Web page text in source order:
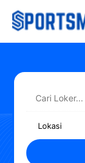
Langsung